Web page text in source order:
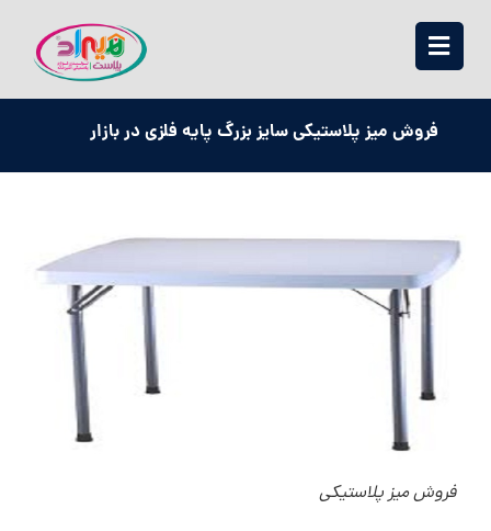
فروش میز پلاستیکی سایز بزرگ پایه فلزی در بازار
فروش میز پلاستیکی